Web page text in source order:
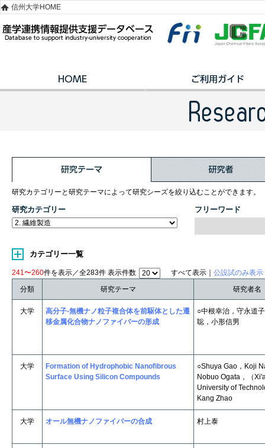
信州大学HOME
研究カテゴリーと研究テーマによって研究シーズを絞り込むことができます。
研究カテゴリー フリーワード
カテゴリー一覧
241〜260件を表示／全283件 表示件数 すべて表示｜ 公設試のみ表示
分類
研究テーマ 研究者名
大学
高分子-無機ナノ粒子複合体を前駆体とした遷
移金属化合物ナノファイバーの形成
○中根幸治，守永道
聡，小形信男
大学
Formation of Hydrophobic Nanofibrous
Surface Using Silicon Compounds
○Shuya Gao，Koji
Nobuo Ogata，（
University of
Kang Zhao
大学 オール無機ナノファイバーの合成 村上泰